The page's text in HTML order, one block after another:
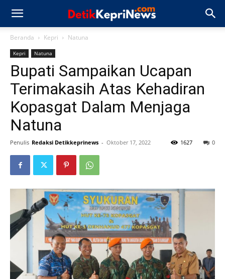
Beranda Kepri Natuna
Kepri Natuna
Bupati Sampaikan Ucapan
Terimakasih Atas Kehadiran
Kopasgat Dalam Menjaga
Natuna
Penulis Redaksi Detikkeprinews - Oktober 17, 2022 0
1627